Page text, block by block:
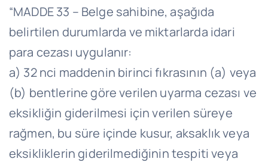
“MADDE 33 – Belge sahibine, aşağıda
belirtilen durumlarda ve miktarlarda idari
para cezası uygulanır:
a) 32 nci maddenin birinci fıkrasının (a) veya
(b) bentlerine göre verilen uyarma cezası ve
eksikliğin giderilmesi için verilen süreye
rağmen, bu süre içinde kusur, aksaklık veya
eksikliklerin giderilmediğinin tespiti veya